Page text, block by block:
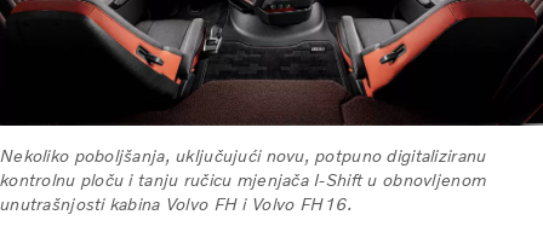
Nekoliko poboljšanja, uključujući novu, potpuno digitaliziranu
kontrolnu ploču i tanju ručicu mjenjača I-Shift u obnovljenom
unutrašnjosti kabina Volvo FH i Volvo FH16.